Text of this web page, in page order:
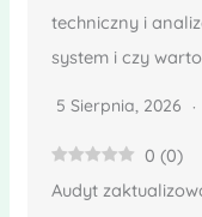
techniczny i
system i czy
5 Sierpnia, 2026
0 (0)
Audyt